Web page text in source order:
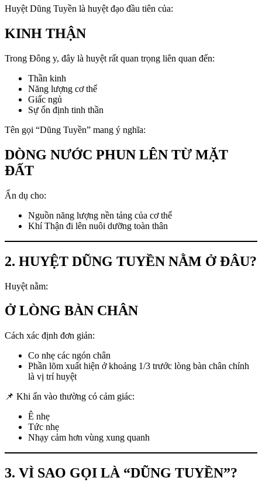
Huyệt Dũng Tuyền là huyệt đạo đầu tiên của:
KINH THẬN
Trong Đông y, đây là huyệt rất quan trọng liên quan đến:
Thần kinh
Năng lượng cơ thể
Giấc ngủ
Sự ổn định tinh thần
Tên gọi “Dũng Tuyền” mang ý nghĩa:
DÒNG NƯỚC PHUN LÊN TỪ MẶT
ĐẤT
Ẩn dụ cho:
Nguồn năng lượng nền tảng của cơ thể
Khí Thận đi lên nuôi dưỡng toàn thân
2. HUYỆT DŨNG TUYỀN NẰM Ở ĐÂU?
Huyệt nằm:
Ở LÒNG BÀN CHÂN
Cách xác định đơn giản:
Co nhẹ các ngón chân
Phần lõm xuất hiện ở khoảng 1/3 trước lòng bàn chân chính
là vị trí huyệt
📌 Khi ấn vào thường có cảm giác:
Ê nhẹ
Tức nhẹ
Nhạy cảm hơn vùng xung quanh
3. VÌ SAO GỌI LÀ “DŨNG TUYỀN”?